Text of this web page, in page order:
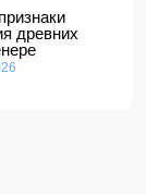
с
древних